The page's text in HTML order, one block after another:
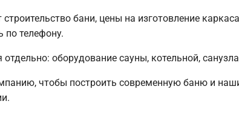
строительство бани, цены на изготовление
по телефону.
оборудование сауны, котельной,
чтобы построить современную баню и